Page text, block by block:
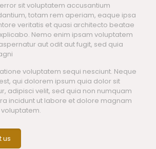
sit voluptatem accusantium
totam rem aperiam, eaque ipsa
veritatis et quasi architecto beatae
Nemo enim ipsam voluptatem
aut odit aut fugit, sed quia
voluptatem sequi nesciunt. Neque
qui dolorem ipsum quia dolor sit
adipisci velit, sed quia non numquam
incidunt ut labore et dolore magnam
us